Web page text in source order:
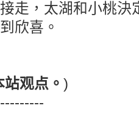
走，太湖和小桃決
欣喜。
观点。 )